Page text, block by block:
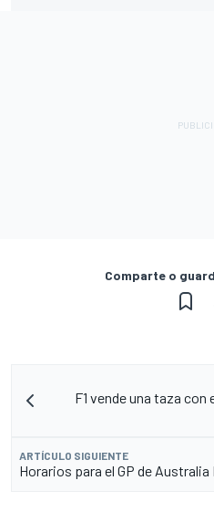
Comparte o
F1 vende una taza con
ARTÍCULO SIGUIENTE
Horarios para el GP de Australia